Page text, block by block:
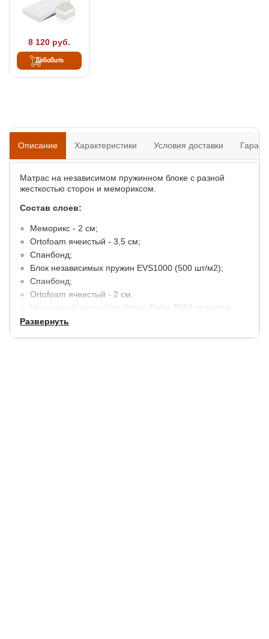
8 120 руб.
Добавить
Описание Характеристики Условия доставки
Матрас на независимом пружинном блоке с разной
жесткостью сторон и мемориксом.
Состав слоев:
Меморикс - 2 см;
Ortofoam ячеистый - 3,5 см;
Спанбонд;
Блок независимых пружин EVS1000 (500 шт/м2);
Спанбонд;
Ortofoam ячеистый - 2 см.
Несъемный чехол Non-Stress Relax BMV: трикотаж,
простеганный на объемном волокне и
Развернуть